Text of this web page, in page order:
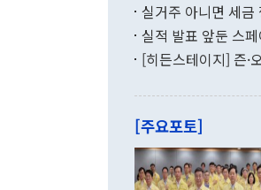
실거주 아니면 세금
실적 발표 앞둔 스
[히든스테이지] 즌·
[주요포토]